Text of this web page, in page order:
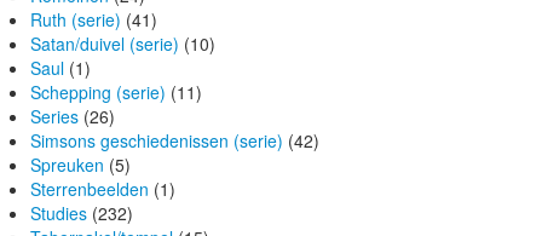
Ruth (serie) (41)
Satan/duivel (serie) (10)
Saul (1)
Schepping (serie) (11)
Series (26)
Simsons geschiedenissen (serie) (42)
Spreuken (5)
Sterrenbeelden (1)
Studies (232)